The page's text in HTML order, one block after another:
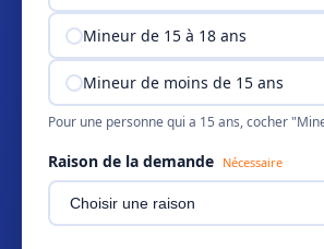
Mineur de 15 à 18 ans
Mineur de moins de 15 ans
Pour une personne qui a 15 ans, cocher
Raison de la demande Nécessaire